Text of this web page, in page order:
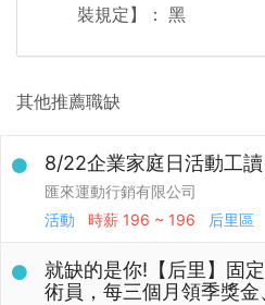
裝規定】： 黑
其他推薦職缺
8/22企業家庭日活動工
匯來運動行銷有限公司
活動
時薪 196 ~ 196 后里區
就缺的是你!【后里】固
術員，每三個月領季獎